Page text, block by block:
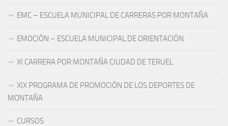
EMC – ESCUELA MUNICIPAL DE CARRERAS POR MONTAÑA
EMOCIÓN – ESCUELA MUNICIPAL DE ORIENTACIÓN
XI CARRERA POR MONTAÑA CIUDAD DE TERUEL
XIX PROGRAMA DE PROMOCIÓN DE LOS DEPORTES DE
MONTAÑA
CURSOS